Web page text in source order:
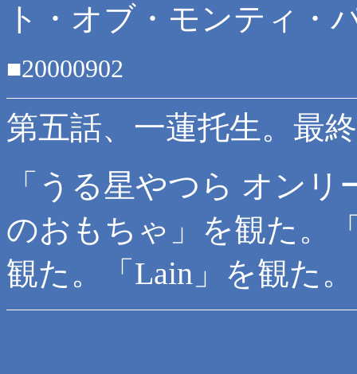
ト・オブ・モンティ・
■20000902
第五話、一蓮托生。最
「うる星やつら オン
のおもちゃ」を観た。
観た。「Lain」を観た。